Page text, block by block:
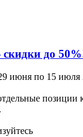
до
июня по 15 июля
позиции